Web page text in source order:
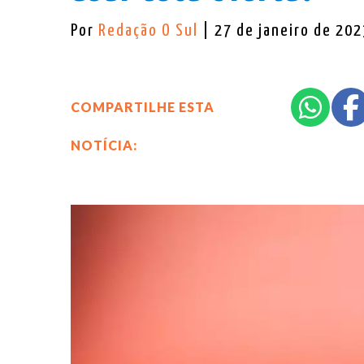
Por Redação O Sul | 27 de janeiro de
COMPARTILHE ESTA
NOTÍCIA: